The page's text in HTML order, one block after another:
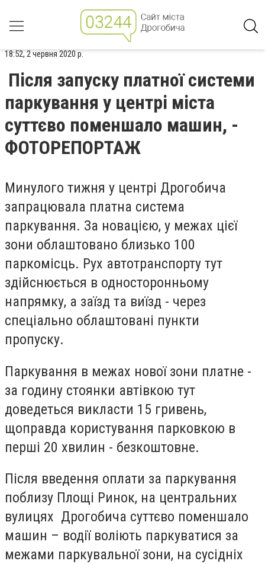
18:52, 2 червня 2020 р.
Після запуску платної системи
паркування у центрі міста
суттєво поменшало машин, -
ФОТОРЕПОРТАЖ
Минулого тижня у центрі Дрогобича
запрацювала платна система
паркування. За новацією, у межах цієї
зони облаштовано близько 100
паркомісць. Рух автотранспорту тут
здійснюється в односторонньому
напрямку, а заїзд та виїзд - через
спеціально облаштовані пункти
пропуску.
Паркування в межах нової зони платне -
за годину стоянки автівкою тут
доведеться викласти 15 гривень,
щоправда користування парковкою в
перші 20 хвилин - безкоштовне.
Після введення оплати за паркування
поблизу Площі Ринок, на центральних
вулицях Дрогобича суттєво поменшало
машин – водії воліють паркуватися за
межами паркувальної зони, на сусідніх